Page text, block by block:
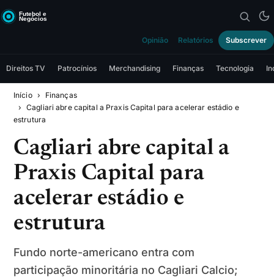
Opinião Relatórios Subscrever
Direitos TV Patrocínios Merchandising Finanças Tecnologia
Início
Finanças
Cagliari abre capital a Praxis Capital para acelerar estádio e
estrutura
Cagliari abre capital a
Praxis Capital para
acelerar estádio e
estrutura
Fundo norte-americano entra com
participação minoritária no Cagliari Calcio;